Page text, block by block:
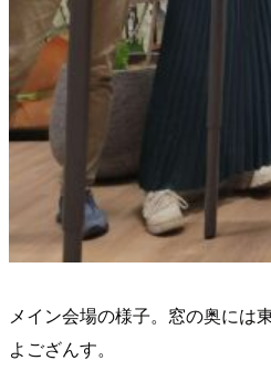
メイン会場の様子。窓の奥には
よござんす。